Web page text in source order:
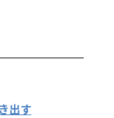
出す